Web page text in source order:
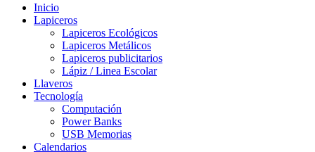
Inicio
Lapiceros
Lapiceros Ecológicos
Lapiceros Metálicos
Lapiceros publicitarios
Lápiz / Linea Escolar
Llaveros
Tecnología
Computación
Power Banks
USB Memorias
Calendarios